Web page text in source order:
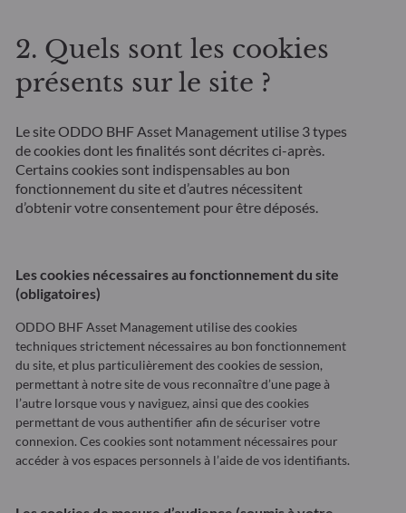
2. Quels sont les cookies
présents sur le site ?
Le site ODDO BHF Asset Management utilise 3 types
de cookies dont les finalités sont décrites ci-après.
Certains cookies sont indispensables au bon
fonctionnement du site et d’autres nécessitent
d’obtenir votre consentement pour être déposés.
Les cookies nécessaires au fonctionnement du site
(obligatoires)
ODDO BHF Asset Management utilise des cookies
techniques strictement nécessaires au bon fonctionnement
du site, et plus particulièrement des cookies de session,
permettant à notre site de vous reconnaître d’une page à
l’autre lorsque vous y naviguez, ainsi que des cookies
permettant de vous authentifier afin de sécuriser votre
connexion. Ces cookies sont notamment nécessaires pour
accéder à vos espaces personnels à l’aide de vos identifiants.